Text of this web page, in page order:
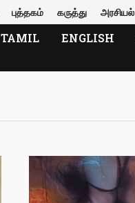
புத்தகம் கருத்து அரசியல்
TAMIL ENGLISH